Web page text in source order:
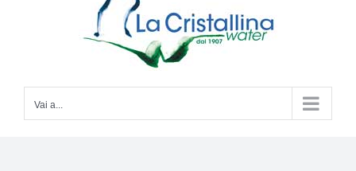
Vai a...